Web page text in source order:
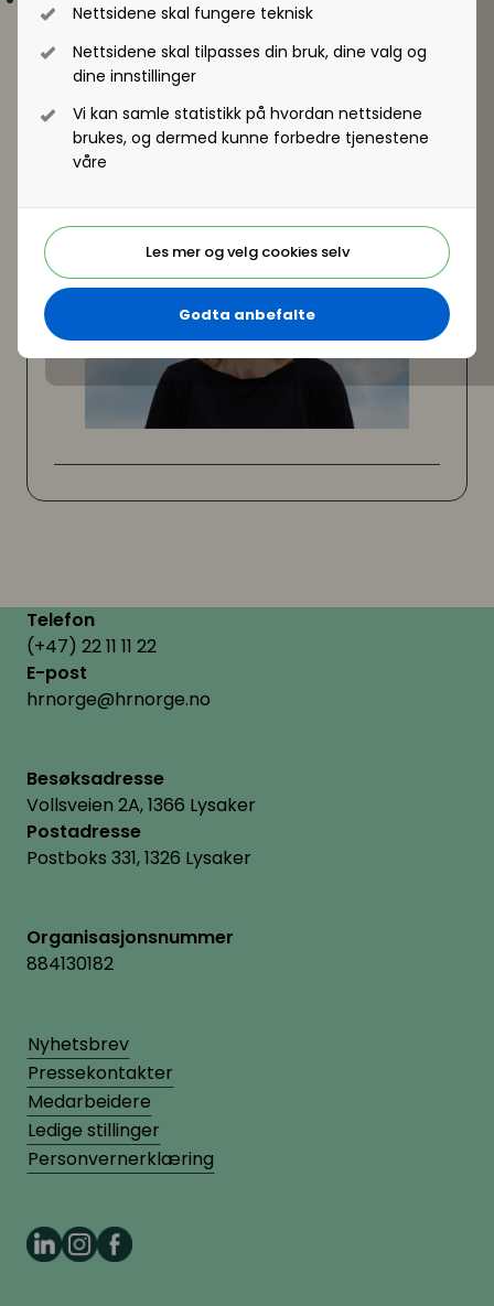
Nettsidene skal fungere teknisk
Nettsidene skal tilpasses din bruk, dine valg og
dine innstillinger
Vi kan samle statistikk på hvordan nettsidene
brukes, og dermed kunne forbedre tjenestene
våre
Les mer og velg cookies selv
Godta anbefalte
medarbeiderundersøkelser, refleksjonsdata og
nettverksanalyse?
Hun holder foredraget sammen med Trine-Lise
Ravndal Evensen.
Telefon
(+47) 22 11 11 22
E-post
hrnorge@hrnorge.no
Besøksadresse
Vollsveien 2A, 1366 Lysaker
Postadresse
Postboks 331, 1326 Lysaker
Organisasjonsnummer
884130182
Nyhetsbrev
Pressekontakter
Medarbeidere
Ledige stillinger
Personvernerklæring